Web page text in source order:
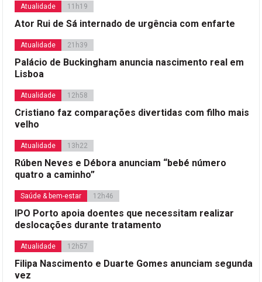
Atualidade 11h19
Ator Rui de Sá internado de urgência com enfarte
Atualidade 21h39
Palácio de Buckingham anuncia nascimento real em
Lisboa
Atualidade 12h58
Cristiano faz comparações divertidas com filho mais
velho
Atualidade 13h22
Rúben Neves e Débora anunciam “bebé número
quatro a caminho”
Saúde & bem-estar 12h46
IPO Porto apoia doentes que necessitam realizar
deslocações durante tratamento
Atualidade 12h57
Filipa Nascimento e Duarte Gomes anunciam segunda
vez